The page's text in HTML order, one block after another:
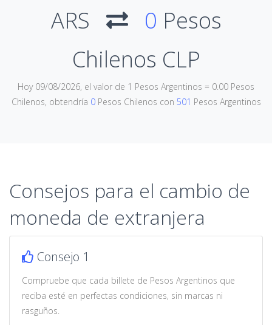
ARS
0 Pesos
Chilenos CLP
Hoy 09/08/2026, el valor de 1 Pesos Argentinos = 0.00 Pesos
Chilenos, obtendría 0Pesos Chilenos con 501 Pesos Argentinos
Consejos para el cambio de
moneda de extranjera
Consejo 1
Compruebe que cada billete de Pesos Argentinos que
reciba esté en perfectas condiciones, sin marcas ni
rasguños.